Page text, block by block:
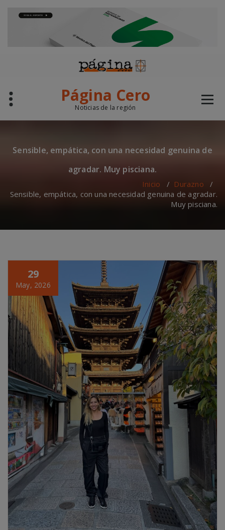
Página Cero
Noticias de la región
Sensible, empática, con una necesidad genuina de
agradar. Muy pisciana.
Inicio / Durazno /
Sensible, empática, con una necesidad genuina de agradar.
Muy pisciana.
29
May, 2026